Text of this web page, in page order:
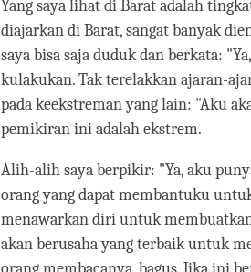
Yang saya lihat di Barat adalah
diajarkan di Barat, sangat banyak
saya bisa saja duduk dan berkata:
kulakukan. Tak terelakkan ajaran-
pada keekstreman yang lain: "Aku
pemikiran ini adalah ekstrem.
Alih-alih saya berpikir: "Ya, aku
orang yang dapat membantuku
menawarkan diri untuk
akan berusaha yang terbaik untuk